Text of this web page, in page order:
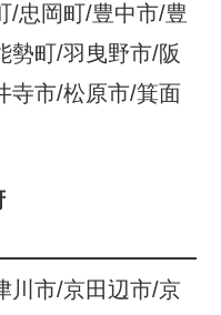
/忠岡町/豊中市/豊
勢町/羽曳野市/阪
寺市/松原市/箕面
川市/京田辺市/京